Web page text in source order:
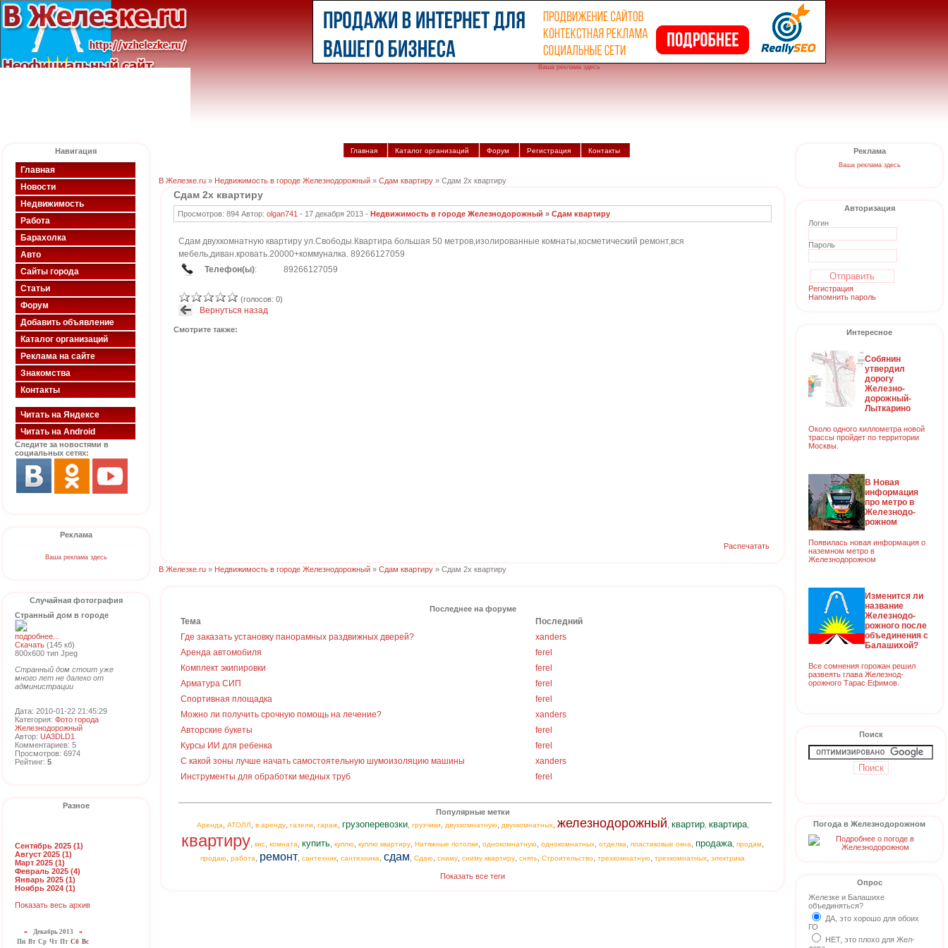
Ваша реклама здесь
Навигация
Главная
Новости
Недвижимость
Работа
Барахолка
Авто
Сайты города
Статьи
Форум
Добавить объявление
Каталог организаций
Реклама на сайте
Знакомства
Контакты
Читать на Яндексе
Читать на Android
Следите за новостями в
социальных сетях:
Реклама
Ваша реклама здесь
Случайная фотография
Странный дом в городе
подробнее...
Скачать (145 кб)
800x600 тип Jpeg
Странный дом стоит уже
много лет не далеко от
администрации
Дата: 2010-01-22 21:45:29
Категория: Фото города
Железнодорожный
Автор: UA3DLD1
Комментариев: 5
Просмотров: 6974
Рейтинг: 5
Разное
Сентябрь 2025 (1)
Август 2025 (1)
Март 2025 (1)
Февраль 2025 (4)
Январь 2025 (1)
Ноябрь 2024 (1)
Показать весь архив
«Декабрь 2013 »
Пн Вт Ср Чт Пт Сб Вс
Главная Каталог организаций Форум Регистрация Контакты
В Железке.ru » Недвижимость в городе Железнодорожный » Сдам квартиру » Сдам 2х квартиру
Сдам 2х квартиру
Просмотров: 894 Автор: olgan741 - 17 декабря 2013 - Недвижимость в городе Железнодорожный » Сдам квартиру
Cдам двухкомнатную квартиру ул.Свободы.Квартира большая 50 метров,изолированные комнаты,косметический ремонт,вся
мебель,диван.кровать.20000+коммуналка. 89266127059
Телефон(ы): 89266127059
(голосов: 0)
Вернуться назад
Смотрите также:
Распечатать
В Железке.ru » Недвижимость в городе Железнодорожный » Сдам квартиру » Сдам 2х квартиру
Последнее на форуме
Тема
Последний
Где заказать установку панорамных раздвижных дверей?
xanders
Аренда автомобиля
ferel
Комплект экипировки
ferel
Арматура СИП
ferel
Спортивная площадка
ferel
Можно ли получить срочную помощь на лечение?
xanders
Авторские букеты
ferel
Курсы ИИ для ребенка
ferel
С какой зоны лучше начать самостоятельную шумоизоляцию машины
xanders
Инструменты для обработки медных труб
ferel
Популярные метки
Аренда АТОЛЛ в аренду, газели гараж, грузоперевозки, грузчики двухкомнатную двухкомнатных, железнодорожный квартир, квартира,
квартиру кис комната купить куплю куплю квартиру Натяжные потолки однокомнатную однокомнатных отделка пластиковые окна продажа продам
продаю работа ремонт сантехник сантехника сдам Сдаю сниму сниму квартиру снять Строительство трехкомнатную трехкомнатных электрика
Показать все теги
Реклама
Ваша реклама здесь
Авторизация
Логин
Пароль
Регистрация
Напомнить пароль
Интересное
Собянин
утвердил
дорогу
Железно-
дорожный-
Лыткарино
Около одного киллометра новой
трассы пройдет по территории
Москвы.
В Новая
информация
про метро в
Железнодо-
рожном
Появилась новая информация о
наземном метро в
Железнодорожном
Изменится ли
название
Железнодо-
рожного после
объединения с
Балашихой?
Все сомнения горожан решил
развеять глава Железнод-
орожного Тарас Ефимов.
Поиск
Погода в Железнодорожном
Опрос
Железке и Балашихе
объединяться?
ДА, это хорошо для обоих
ГО
НЕТ, это плохо для Жел-